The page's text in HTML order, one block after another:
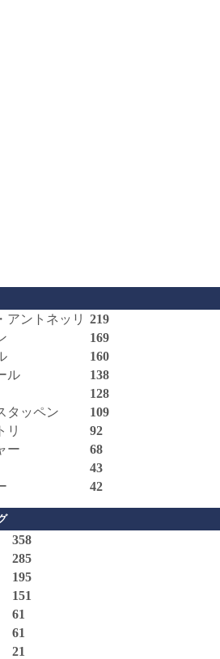
アントネッリ 219
169
160
ル
138
128
タッペン
109
リ
92
ー
68
43
42
358
285
195
151
61
61
21